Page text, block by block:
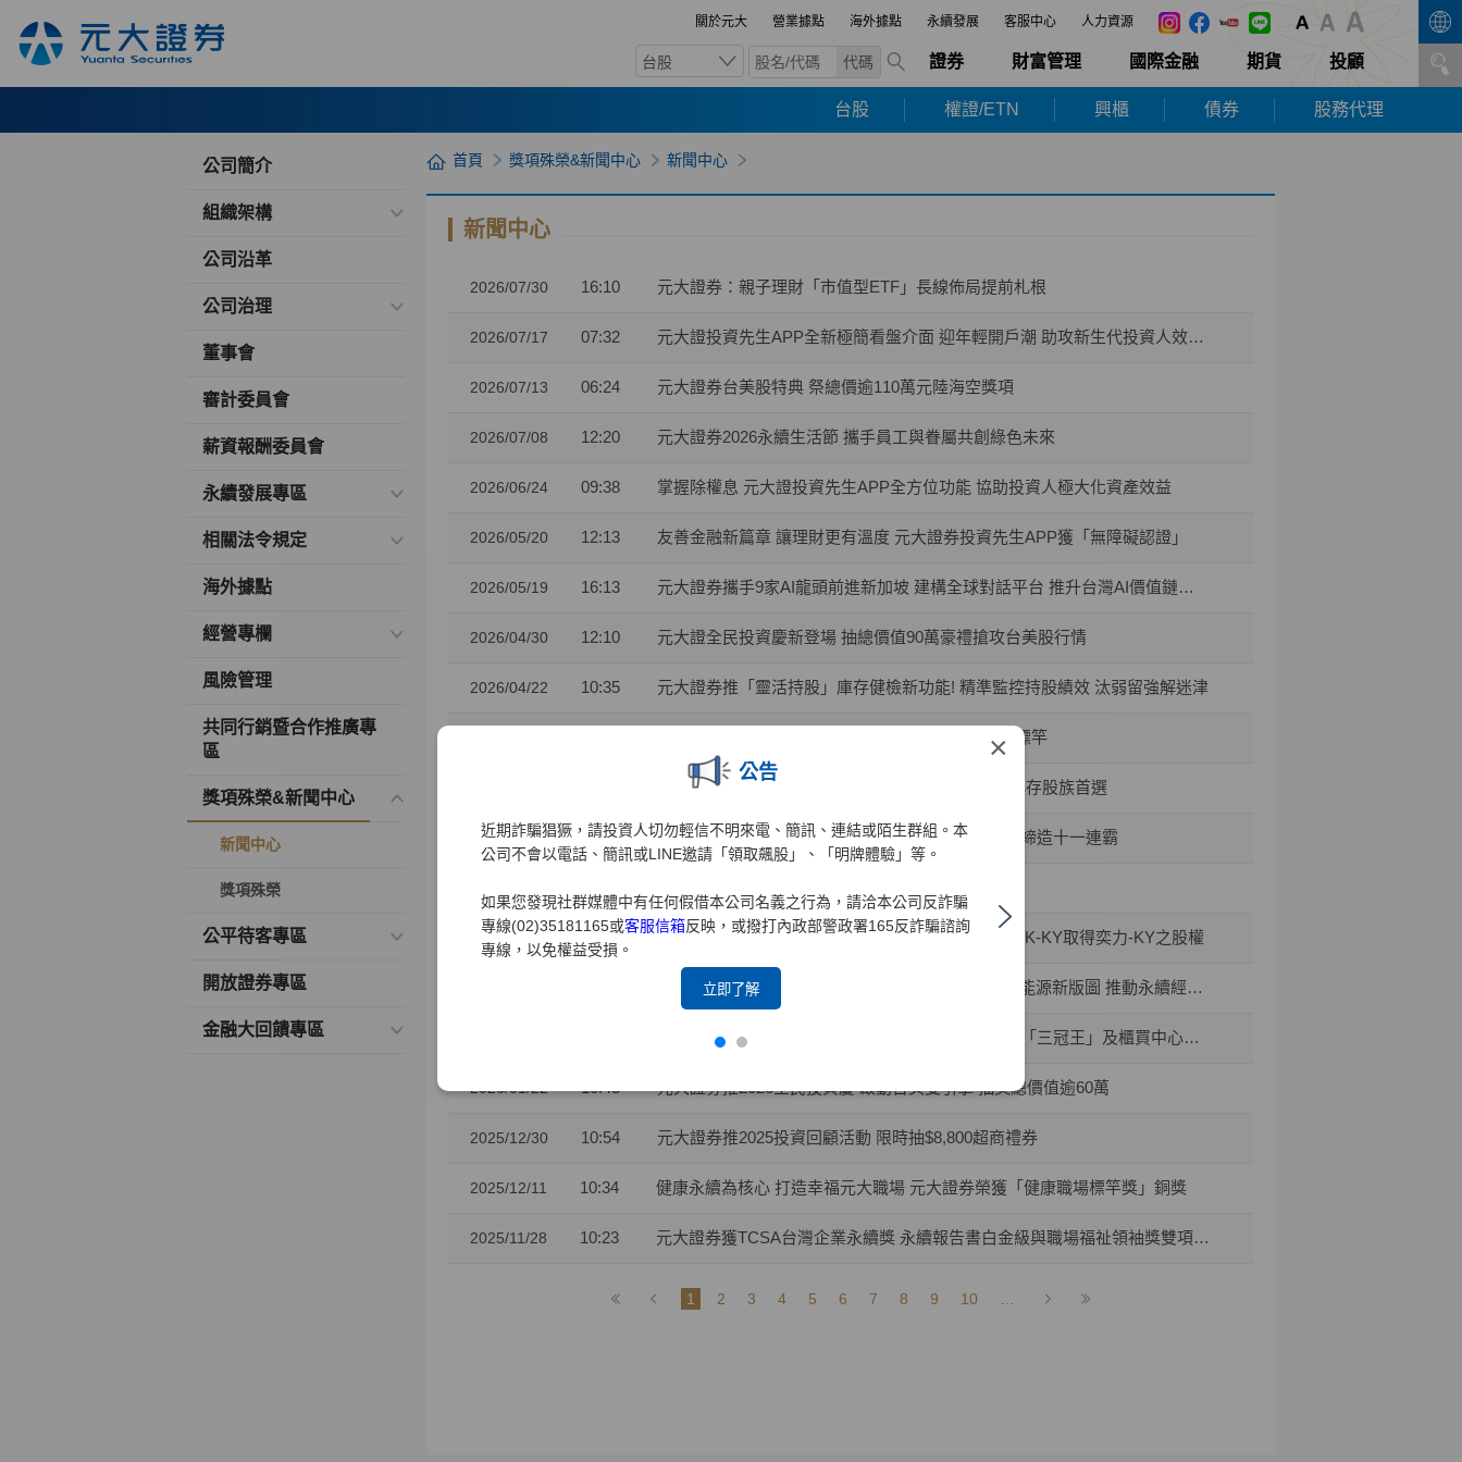
關於元大 營業據點 海外據點 永續發展 客服中心 人力資源
台股 代碼 證券 財富管理 國際金融 期貨 投顧
台股 權證/ETN 興櫃 債券 股務代理
×
公告
近期詐騙猖獗，請投資人切勿輕信不明來電、簡訊、連結或陌生群組。本
公司不會以電話、簡訊或LINE邀請「領取飆股」、「明牌體驗」等。
如果您發現社群媒體中有任何假借本公司名義之行為，請洽本公司反詐騙
專線(02)35181165或客服信箱反映，或撥打內政部警政署165反詐騙諮詢
專線，以免權益受損。
立即了解
公司簡介
組織架構
公司沿革
公司治理
董事會
審計委員會
薪資報酬委員會
永續發展專區
相關法令規定
海外據點
經營專欄
風險管理
共同行銷暨合作推廣專
區
獎項殊榮&新聞中心
新聞中心
獎項殊榮
公平待客專區
開放證券專區
金融大回饋專區
首頁 獎項殊榮&新聞中心 新聞中心
新聞中心
2026/07/30 16:10 元大證券：親子理財「市值型ETF」長線佈局提前札根
2026/07/17 07:32 元大證投資先生APP全新極簡看盤介面 迎年輕開戶潮 助攻新生代投資人效率布局
2026/07/13 06:24 元大證券台美股特典 祭總價逾110萬元陸海空獎項
2026/07/08 12:20 元大證券2026永續生活節 攜手員工與眷屬共創綠色未來
2026/06/24 09:38 掌握除權息 元大證投資先生APP全方位功能 協助投資人極大化資產效益
2026/05/20 12:13 友善金融新篇章 讓理財更有溫度 元大證券投資先生APP獲「無障礙認證」
2026/05/19 16:13 元大證券攜手9家AI龍頭前進新加坡 建構全球對話平台 推升台灣AI價值鏈國際能見度
2026/04/30 12:10 元大證全民投資慶新登場 抽總價值90萬豪禮搶攻台美股行情
2026/04/22 10:35 元大證券推「靈活持股」庫存健檢新功能! 精準監控持股績效 汰弱留強解迷津
元大證業界首家推出「行動裝置綁定」引領資安新標竿
兒童投資熱潮 元大證：開戶數年增35% 0050成小小存股族首選
2026/03/27 10:41 金融科技與服務雙引擎 元大證券勇奪財訊六大獎、締造十一連霸
2026/02/04 10:23 攜手東博資本及仲方資本關係企業 元大證券促成TPK-KY取得奕力-KY之股權
元大證券促成達宇電能與海昌電子強強聯手 開闢AI能源新版圖 推動永續經營與傳承
元大證券推動優質企業上市櫃表現卓越 獲證交所頒「三冠王」及櫃買中心肯定
2026/01/22 10:43 元大證券推2026全民投資慶 啟動台美雙引擎 抽獎總價值逾60萬
2025/12/30 10:54 元大證券推2025投資回顧活動 限時抽$8,800超商禮券
2025/12/11 10:34 健康永續為核心 打造幸福元大職場 元大證券榮獲「健康職場標竿獎」銅獎
2025/11/28 10:23 元大證券獲TCSA台灣企業永續獎 永續報告書白金級與職場福祉領袖獎雙項肯定
1 2 3 4 5 6 7 8 9 10